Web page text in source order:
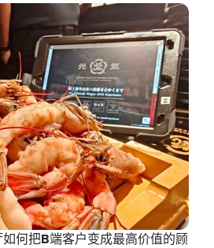
何把B端客户变成最高价值的顾